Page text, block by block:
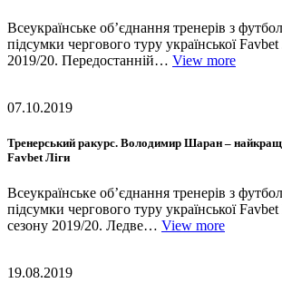
Всеукраїнське об’єднання тренерів з
підсумки чергового туру української
2019/20. Передостанній… View more
07.10.2019
Тренерський ракурс. Володимир Шаран –
Favbet Ліги
Всеукраїнське об’єднання тренерів з
підсумки чергового туру української
сезону 2019/20. Ледве… View more
19.08.2019